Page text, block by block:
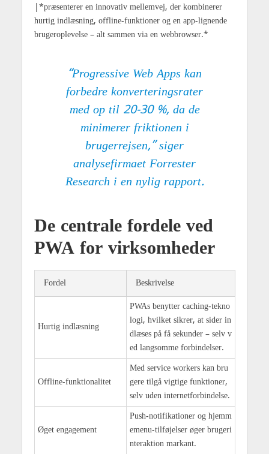
|*præsenterer en innovativ mellemvej, der kombinerer
hurtig indlæsning, offline-funktioner og en app-lignende
brugeroplevelse – alt sammen via en webbrowser.*
“Progressive Web Apps kan
forbedre konverteringsrater
med op til 20-30 %, da de
minimerer friktionen i
brugerrejsen,” siger
analysefirmaet Forrester
Research i en nylig rapport.
De centrale fordele ved
PWA for virksomheder
Fordel Beskrivelse
Hurtig indlæsning
PWAs benytter caching-tekno
logi, hvilket sikrer, at sider in
dlæses på få sekunder – selv v
ed langsomme forbindelser.
Offline-funktionalitet
Med service workers kan bru
gere tilgå vigtige funktioner,
selv uden internetforbindelse.
Øget engagement
Push-notifikationer og hjemm
emenu-tilføjelser øger brugeri
nteraktion markant.